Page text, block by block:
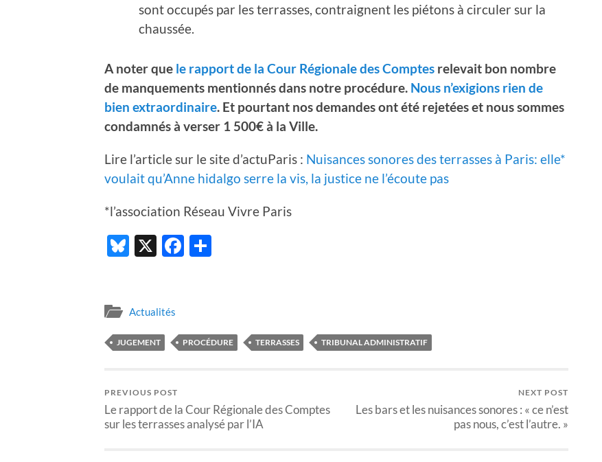
sont occupés par les terrasses, contraignent les piétons à circuler sur la
chaussée.
A noter que le rapport de la Cour Régionale des Comptes relevait bon nombre
de manquements mentionnés dans notre procédure. Nous n’exigions rien de
bien extraordinaire. Et pourtant nos demandes ont été rejetées et nous sommes
condamnés à verser 1 500€ à la Ville.
Lire l’article sur le site d’actuParis : Nuisances sonores des terrasses à Paris: elle*
voulait qu’Anne hidalgo serre la vis, la justice ne l’écoute pas
*l’association Réseau Vivre Paris
Bluesky
X Facebook
Actualités
JUGEMENT PROCÉDURE TERRASSES TRIBUNAL ADMINISTRATIF
PREVIOUS POST
Le rapport de la Cour Régionale des Comptes
sur les terrasses analysé par l’IA
NEXT POST
Les bars et les nuisances sonores : « ce n’est
pas nous, c’est l’autre. »